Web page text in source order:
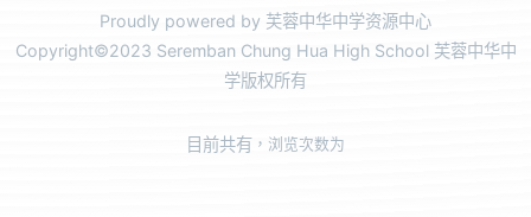
Proudly powered by 芙蓉中华中学资源中心
Copyright©2023 Seremban Chung Hua High School 芙蓉中华中
学版权所有
目前共有 ，浏览次数为